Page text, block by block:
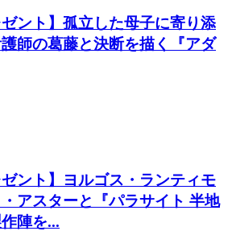
ゼント】孤立した母子に寄り添
師の葛藤と決断を描く『アダ
ゼント】ヨルゴス・ランティモ
アスターと『パラサイト 半地
陣を...